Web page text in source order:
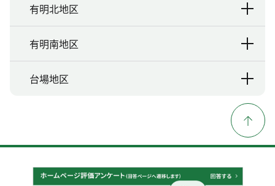
有明北地区
有明南地区
台場地区